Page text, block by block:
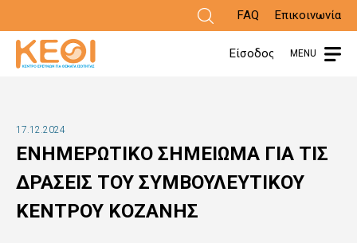
προς
το
περιεχόμενο
FAQ Επικοινωνία
Είσοδος MENU
17.12.2024
ΕΝΗΜΕΡΩΤΙΚΟ ΣΗΜΕΙΩΜΑ ΓΙΑ ΤΙΣ
ΔΡΑΣΕΙΣ ΤΟΥ ΣΥΜΒΟΥΛΕΥΤΙΚΟΥ
ΚΕΝΤΡΟΥ ΚΟΖΑΝΗΣ